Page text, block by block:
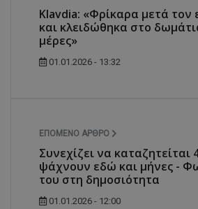
Klavdia: «Φρίκαρα μετά τον
και κλειδώθηκα στο
μέρες»
01.01.2026 - 13:32
ΕΠΌΜΕΝΟ ΆΡΘΡΟ
Συνεχίζει να καταζητείται
ψάχνουν εδώ και μήνες -
του στη δημοσιότητα
01.01.2026 - 12:00